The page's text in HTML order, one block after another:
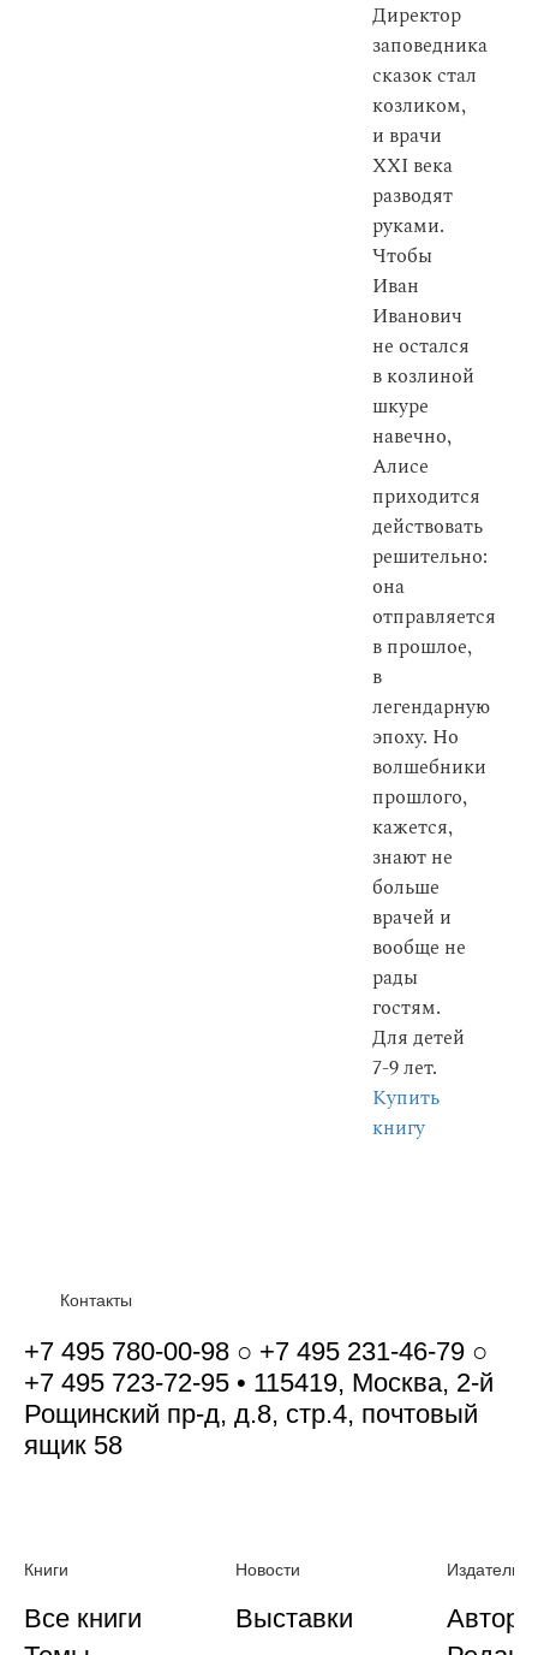
Директор
заповедника
сказок стал
козликом,
и врачи
XXI века
разводят
руками.
Чтобы
Иван
Иванович
не остался
в козлиной
шкуре
навечно,
Алисе
приходится
действовать
решительно:
она
отправляется
в прошлое,
в
легендарную
эпоху. Но
волшебники
прошлого,
кажется,
знают не
больше
врачей и
вообще не
рады
гостям.
Для детей
7-9 лет.
Купить
книгу
Контакты
+7 495 780-00-98 ○ +7 495 231-46-79 ○
+7 495 723-72-95 • 115419, Москва, 2-й
Рощинский пр-д, д.8, стр.4, почтовый
ящик 58
Книги
Все книги
Новости
Выставки